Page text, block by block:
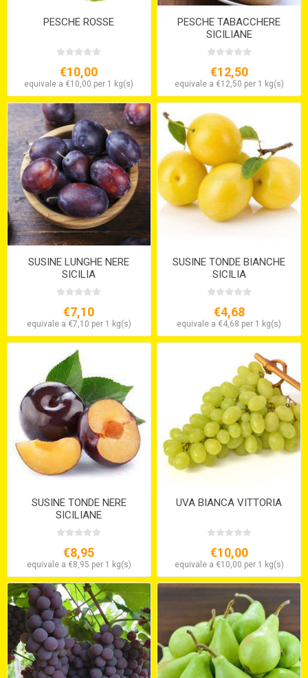
PESCHE ROSSE
€10,00
equivale a €10,00 per 1 kg(s)
PESCHE TABACCHERE
SICILIANE
€12,50
equivale a €12,50 per 1 kg(s)
SUSINE LUNGHE NERE
SICILIA
€7,10
equivale a €7,10 per 1 kg(s)
SUSINE TONDE BIANCHE
SICILIA
€4,68
equivale a €4,68 per 1 kg(s)
SUSINE TONDE NERE
SICILIANE
€8,95
equivale a €8,95 per 1 kg(s)
UVA BIANCA VITTORIA
€10,00
equivale a €10,00 per 1 kg(s)